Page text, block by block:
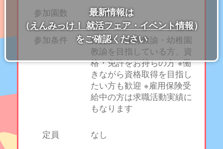
参加園数 90園以上
参加条件
保育士・保育教諭・幼稚園
教諭を目指している方、資
格・免許をお持ちの方 ※働
きながら資格取得を目指し
たい方も歓迎 ※雇用保険受
給中の方は求職活動実績に
もなります
定員 なし
最新情報は
（えんみっけ！ 就活フェア・イベント情報）
をご確認ください